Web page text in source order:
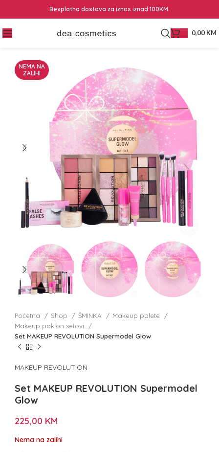
Besplatna dostava za iznos iznad 100KM.
0,00 KM
NEMA NA
ZALIHI
Početna Shop ŠMINKA
Makeup palete
Makeup poklon setovi
Set MAKEUP REVOLUTION Supermodel Glow
MAKEUP REVOLUTION
Set MAKEUP REVOLUTION Supermodel
Glow
225,00 KM
Nema na zalihi